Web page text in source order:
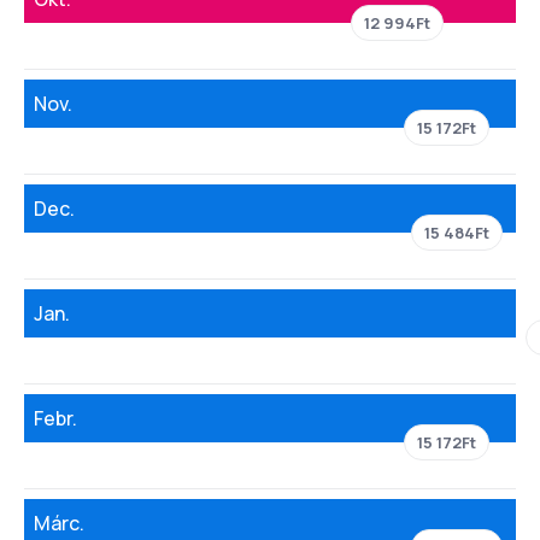
12 994Ft
Nov.
15 172Ft
Dec.
15 484Ft
Jan.
Febr.
15 172Ft
Márc.